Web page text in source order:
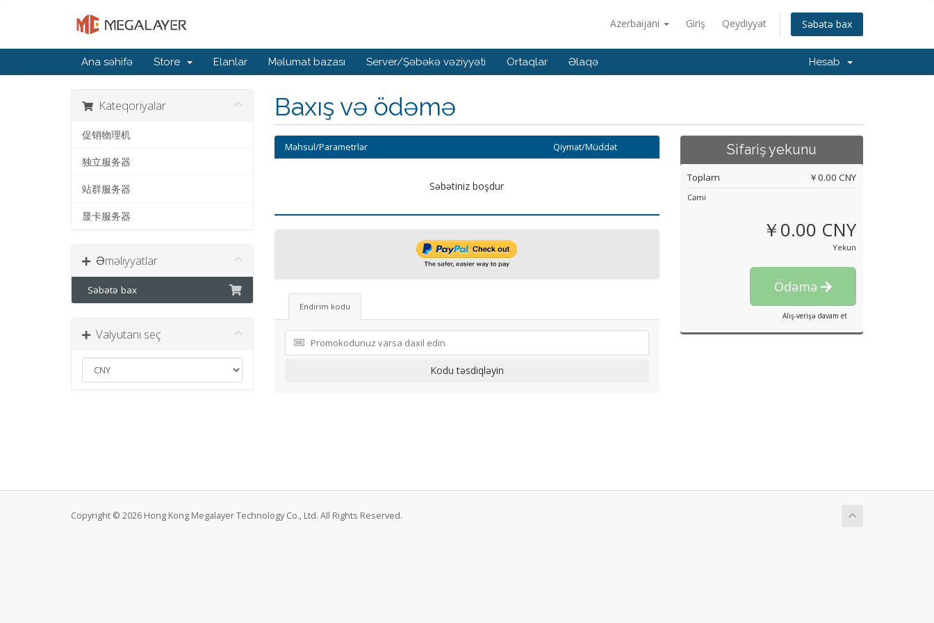
Azerbaijani Giriş Qeydiyyat Səbətə bax
Ana səhifə Store Elanlar Məlumat bazası Server/Şəbəkə vəziyyəti Ortaqlar Əlaqə Hesab
Baxış və ödəmə
Kateqoriyalar
促销物理机
独立服务器
站群服务器
显卡服务器
Əməliyyatlar
Səbətə bax
Valyutanı seç
Məhsul/Parametrlər Qiymət/Müddət
Səbətiniz boşdur
Endirim kodu
Kodu təsdiqləyin
Sifariş yekunu
Toplam ￥0.00 CNY
Cəmi
￥0.00 CNY
Yekun
Ödəmə
Alış-verişə davam et
Copyright © 2026 Hong Kong Megalayer Technology Co., Ltd. All Rights Reserved.